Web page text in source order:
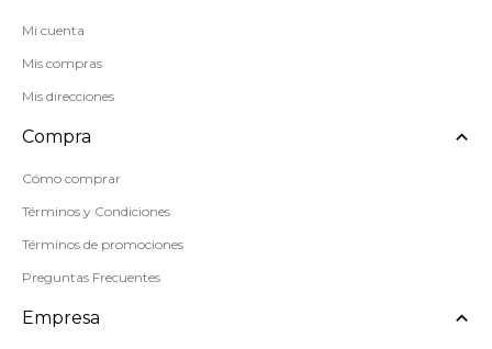
Mi cuenta
Mis compras
Mis direcciones
Compra
Cómo comprar
Términos y Condiciones
Términos de promociones
Preguntas Frecuentes
Empresa